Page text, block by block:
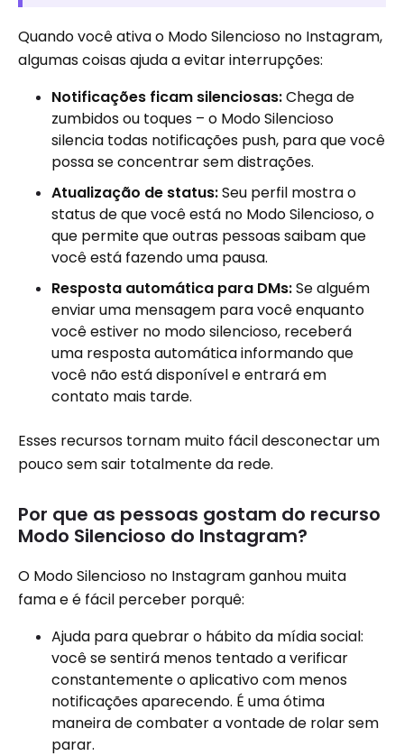
Quando você ativa o Modo Silencioso no Instagram,
algumas coisas ajuda a evitar interrupções:
Notificações ficam silenciosas:Chega de
zumbidos ou toques – o Modo Silencioso
silencia todas notificações push, para que você
possa se concentrar sem distrações.
Atualização de status:Seu perfil mostra o
status de que você está no Modo Silencioso, o
que permite que outras pessoas saibam que
você está fazendo uma pausa.
Resposta automática para DMs:Se alguém
enviar uma mensagem para você enquanto
você estiver no modo silencioso, receberá
uma resposta automática informando que
você não está disponível e entrará em
contato mais tarde.
Esses recursos tornam muito fácil desconectar um
pouco sem sair totalmente da rede.
Por que as pessoas gostam do recurso
Modo Silencioso do Instagram?
O Modo Silencioso no Instagram ganhou muita
fama e é fácil perceber porquê:
Ajuda para quebrar o hábito da mídia social:
você se sentirá menos tentado a verificar
constantemente o aplicativo com menos
notificações aparecendo. É uma ótima
maneira de combater a vontade de rolar sem
parar.